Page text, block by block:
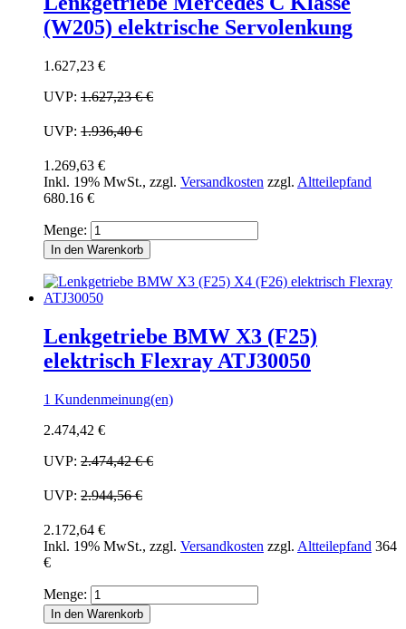
(W205) elektrische Servolenkung
1.627,23 €
UVP: 1.627,23 €€
UVP: 1.936,40 €
1.269,63 €
Inkl. 19% MwSt., zzgl. Versandkosten zzgl. Altteilepfand
680.16 €
Menge:
In den Warenkorb
Lenkgetriebe BMW X3 (F25)
elektrisch Flexray ATJ30050
1 Kundenmeinung(en)
2.474,42 €
UVP: 2.474,42 €€
UVP: 2.944,56 €
2.172,64 €
Inkl. 19% MwSt., zzgl. Versandkosten zzgl. Altteilepfand 364
€
Menge:
In den Warenkorb